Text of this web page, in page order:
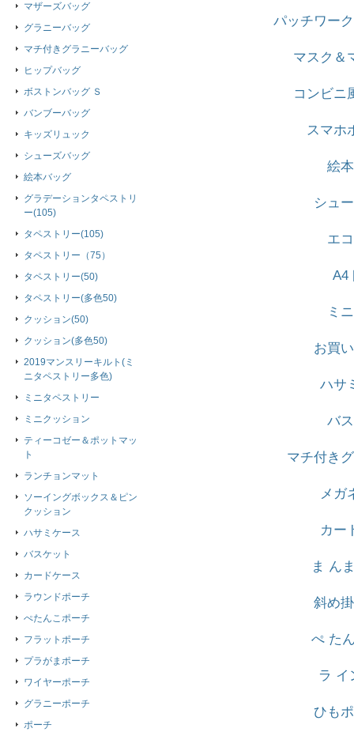
パッチワー
マスク＆
コンビニ
スマホ
絵
シュ
エ
A4
ミ
お買
ハサ
バ
マチ付き
メガ
カー
ま ん
斜め
ぺ た
ラ イ
ひも
マザーズバッグ
グラニーバッグ
マチ付きグラニーバッグ
ヒップバッグ
ボストンバッグ Ｓ
バンブーバッグ
キッズリュック
シューズバッグ
絵本バッグ
グラデーションタペストリ
ー(105)
タペストリー(105)
タペストリー（75）
タペストリー(50)
タペストリー(多色50)
クッション(50)
クッション(多色50)
2019マンスリーキルト(ミ
ニタペストリー多色)
ミニタペストリー
ミニクッション
ティーコゼー＆ポットマッ
ト
ランチョンマット
ソーイングボックス＆ピン
クッション
ハサミケース
バスケット
カードケース
ラウンドポーチ
ぺたんこポーチ
フラットポーチ
プラがまポーチ
ワイヤーポーチ
グラニーポーチ
ポーチ